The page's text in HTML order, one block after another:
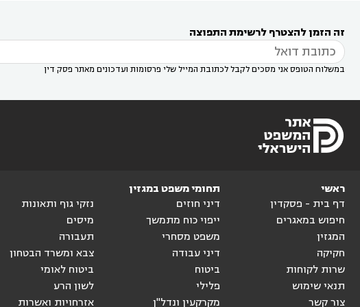
דין בשוהם 
זה הזמן להצטרף לרשימת התפוצה
במשלוח הטופס אני מסכים לקבל לכתובת המייל שלי פרסומות ועדכונים מאתר פסק דין
ראשי
דף בית - פסקדין
חיפוש במאגרים
המגזין
חקיקה
שרות לקוחות
תנאי שימוש
צור קשר
תחומי משפט במגזין
דיני חוזים
ייפוי כוח מתמשך
משפט מסחרי
דיני עבודה
ביטוח
פלילי
מקרקעין ונדל"ן
נזקי גוף ותאונות
מיסים
תעבורה
צבא ומשרד הבטחון
ביטוח לאומי
לשון הרע
אזרחויות ואשרות